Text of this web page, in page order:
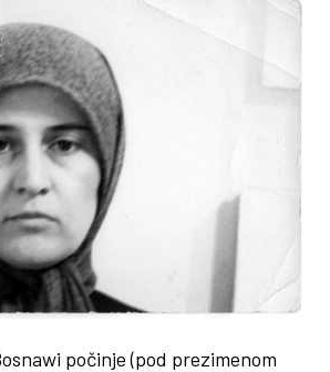
počinje (pod prezimenom